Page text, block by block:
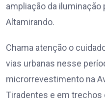
ampliação da iluminação
Altamirando.
Chama atenção o
vias urbanas nesse
microrrevestimento na
Tiradentes e em trechos